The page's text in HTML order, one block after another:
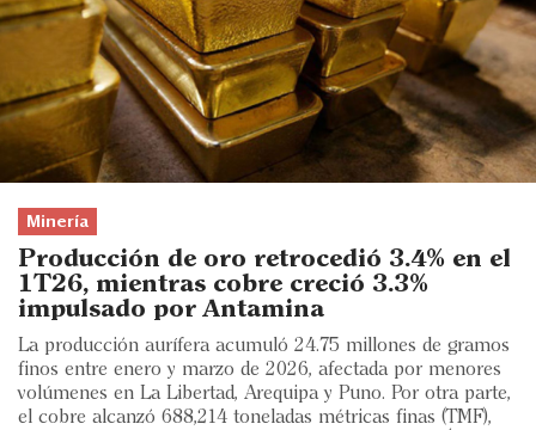
Sectores y Empresas
Management
Economía y Finanzas
Legal y Política
Eventos
Ranking CEO
Minería
Producción de oro retrocedió 3.4% en el
1T26, mientras cobre creció 3.3%
impulsado por Antamina
La producción aurífera acumuló 24.75 millones de gramos
finos entre enero y marzo de 2026, afectada por menores
volúmenes en La Libertad, Arequipa y Puno. Por otra parte,
el cobre alcanzó 688,214 toneladas métricas finas (TMF),